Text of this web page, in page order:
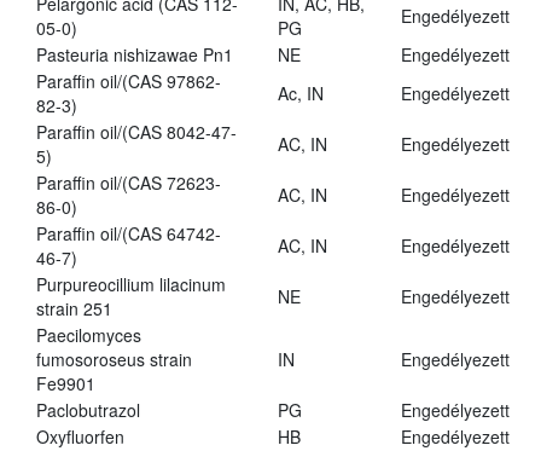
05-0)
PG
Engedélyezett
Pasteuria nishizawae Pn1
NE
Engedélyezett
Paraffin oil/(CAS 97862-
82-3)
Ac, IN
Engedélyezett
Paraffin oil/(CAS 8042-47-
5)
AC, IN
Engedélyezett
Paraffin oil/(CAS 72623-
86-0)
AC, IN
Engedélyezett
Paraffin oil/(CAS 64742-
46-7)
AC, IN
Engedélyezett
Purpureocillium lilacinum
strain 251
NE
Engedélyezett
Paecilomyces
fumosoroseus strain
Fe9901
IN Engedélyezett
Paclobutrazol PG
Engedélyezett
Oxyfluorfen
HB
Engedélyezett